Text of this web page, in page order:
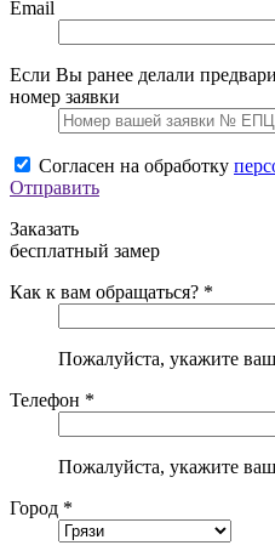
Email
Если Вы ранее делали
номер заявки
Согласен на обработку
Отправить
Заказать
бесплатный замер
Как к вам обращаться? *
Пожалуйста, укажите
Телефон *
Пожалуйста, укажите
Город *